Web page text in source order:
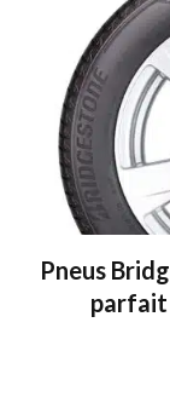
Pneus
parfait